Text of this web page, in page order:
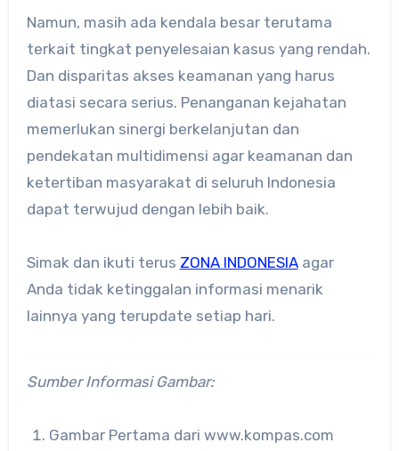
Namun, masih ada kendala besar terutama
terkait tingkat penyelesaian kasus yang rendah.
Dan disparitas akses keamanan yang harus
diatasi secara serius. Penanganan kejahatan
memerlukan sinergi berkelanjutan dan
pendekatan multidimensi agar keamanan dan
ketertiban masyarakat di seluruh Indonesia
dapat terwujud dengan lebih baik.
Simak dan ikuti terus ZONA INDONESIAagar
Anda tidak ketinggalan informasi menarik
lainnya yang terupdate setiap hari.
Sumber Informasi Gambar:
Gambar Pertama dari www.kompas.com